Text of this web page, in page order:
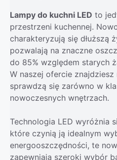
Lampy do kuchni LED to
przestrzeni kuchennej.
charakteryzują się dłuższą
pozwalają na znaczne
do 85% względem starych
W naszej ofercie
sprawdzą się zarówno w
nowoczesnych wnętrzach.
Technologia LED wyróżnia
które czynią ją idealnym
energooszczędności, te
zapewniają szeroki wybór